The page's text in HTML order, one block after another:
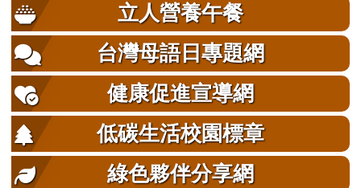
立人營養午餐
台灣母語日專題網
健康促進宣導網
低碳生活校園標章
綠色夥伴分享網